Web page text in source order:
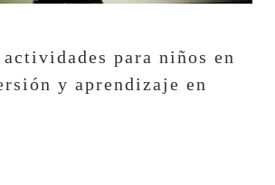
para niños en
y aprendizaje en